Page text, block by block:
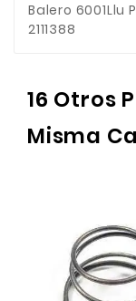
Balero 6001Llu
2111388
16 Otros
Misma